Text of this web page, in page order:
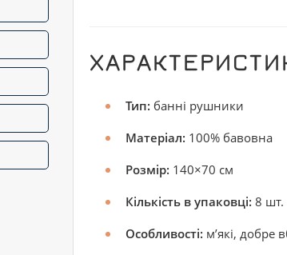
Тип: банні рушники
Матеріал: 100% бавовна
Розмір: 140×70 см
Кількість в упаковці: 8 шт.
Особливості: м’які, добре